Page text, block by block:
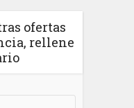
ofertas
rellene